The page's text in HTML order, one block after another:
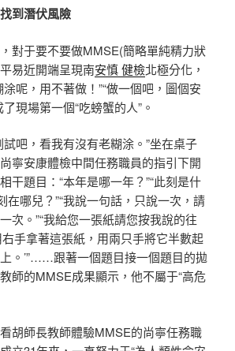
到潛伏風險
對于要不要做MMSE(簡略單純精力狀
易近開端呈現南安慎 健檢北極分化，
呢，用不著做！”“做一個吧，圖個安
現場第一個“吃螃蟹的人”。
試吧，看我有沒有老糊涂。”坐在桌子
寧安康體檢中間任務職員的指引下開
干題目：“本年是哪一年？”“此刻是什
在哪兒？”“我說一句話，只說一次，請
次。”“我給您一張紙請您按我說的往
右手拿著這張紙，用兩只手將它半數起
。’”……跟著一個題目接一個題目的拋
師的MMSE成果顯示，他不屬于“高危
胡師長教師體驗MMSE的尚寧任務職